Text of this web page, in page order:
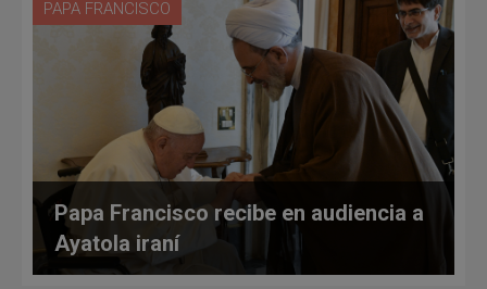
PAPA FRANCISCO
Papa Francisco recibe en audiencia a
Ayatola iraní